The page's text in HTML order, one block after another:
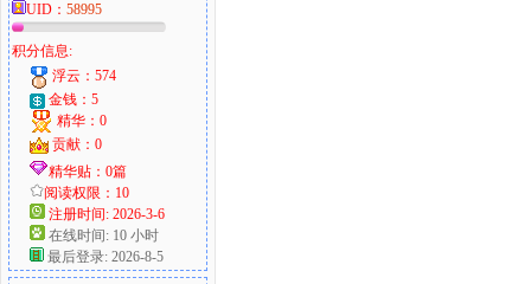
UID： 58995
积分信息:
浮云：574
金钱：5
精华：0
贡献：0
精华贴：0篇
阅读权限：10
注册时间: 2026-3-6
在线时间: 10 小时
最后登录: 2026-8-5